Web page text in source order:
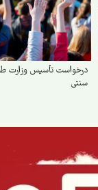
درخواست تأسیس وزارت
سنتی